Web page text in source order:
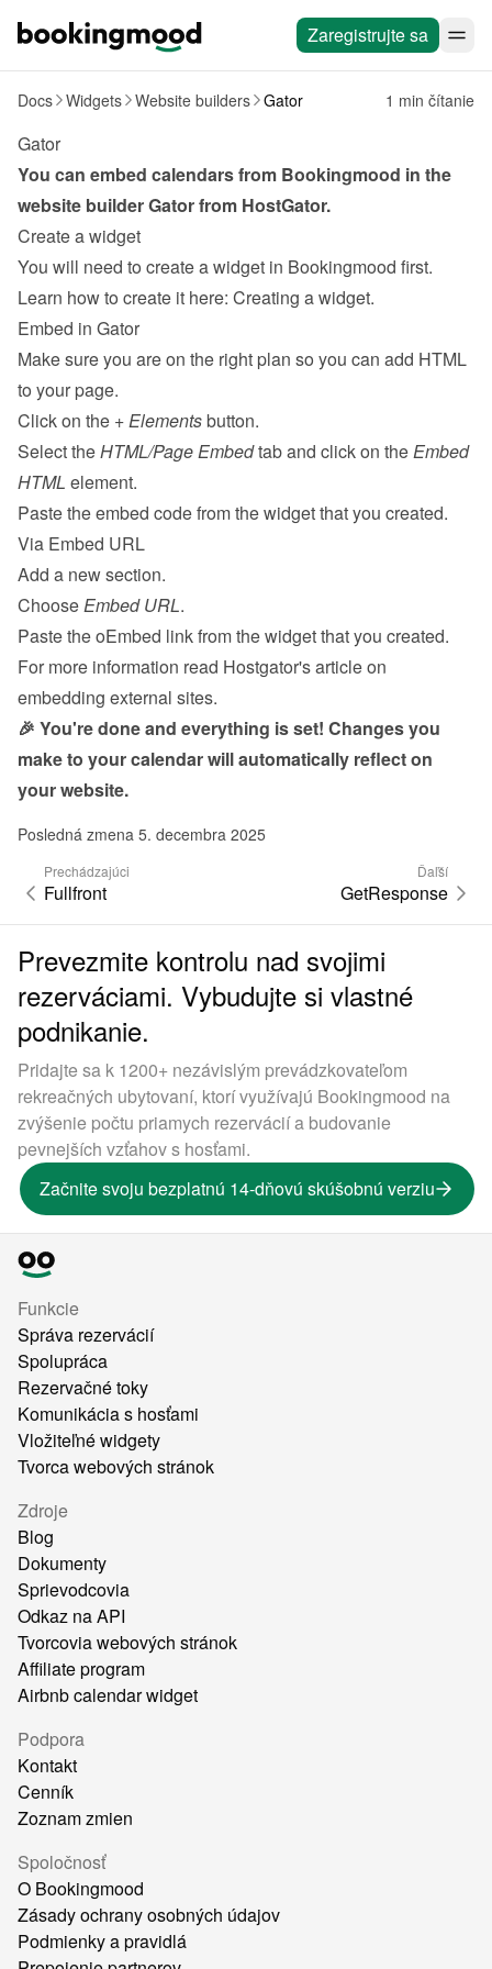
Zaregistrujte sa
Docs Widgets Website builders Gator 1 min čítanie
Gator
You can embed calendars from Bookingmood in the
website builder Gator from HostGator.
Create a widget
You will need to create a widget in Bookingmood first.
Learn how to create it here: Creating a widget.
Embed in Gator
Make sure you are on the right plan so you can add HTML
to your page.
Click on the + Elements button.
Select the HTML/Page Embed tab and click on the Embed
HTML element.
Paste the embed code from the widget that you created.
Via Embed URL
Add a new section.
Choose Embed URL.
Paste the oEmbed link from the widget that you created.
For more information read Hostgator's article on
embedding external sites.
🎉 You're done and everything is set! Changes you
make to your calendar will automatically reflect on
your website.
Posledná zmena 5. decembra 2025
Prechádzajúci
Fullfront
Ďaľší
GetResponse
Prevezmite kontrolu nad svojimi
rezerváciami. Vybudujte si vlastné
podnikanie.
Pridajte sa k 1200+ nezávislým prevádzkovateľom
rekreačných ubytovaní, ktorí využívajú Bookingmood na
zvýšenie počtu priamych rezervácií a budovanie
pevnejších vzťahov s hosťami.
Začnite svoju bezplatnú 14-dňovú skúšobnú verziu
Funkcie
Správa rezervácií
Spolupráca
Rezervačné toky
Komunikácia s hosťami
Vložiteľné widgety
Tvorca webových stránok
Zdroje
Blog
Dokumenty
Sprievodcovia
Odkaz na API
Tvorcovia webových stránok
Affiliate program
Airbnb calendar widget
Podpora
Kontakt
Cenník
Zoznam zmien
Spoločnosť
O Bookingmood
Zásady ochrany osobných údajov
Podmienky a pravidlá